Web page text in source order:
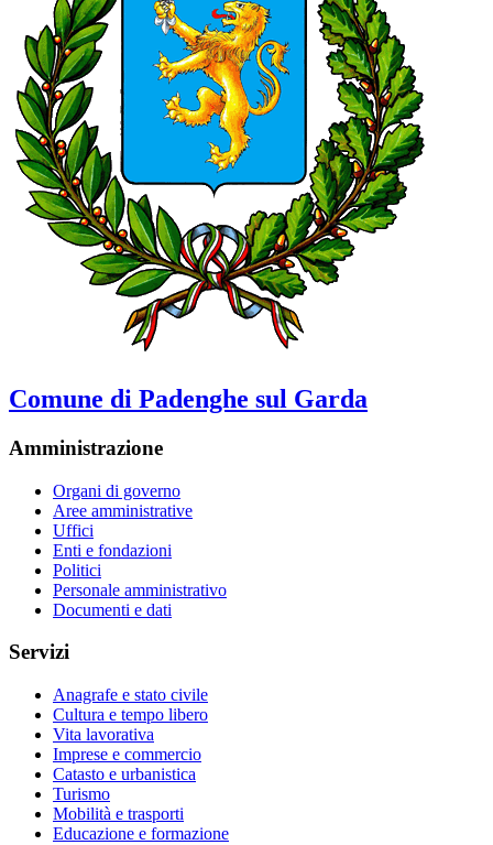
Comune di Padenghe sul Garda
Amministrazione
Organi di governo
Aree amministrative
Uffici
Enti e fondazioni
Politici
Personale amministrativo
Documenti e dati
Servizi
Anagrafe e stato civile
Cultura e tempo libero
Vita lavorativa
Imprese e commercio
Catasto e urbanistica
Turismo
Mobilità e trasporti
Educazione e formazione